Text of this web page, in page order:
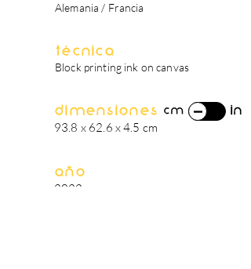
Alemania / Francia
Técnica
Block printing ink on canvas
Dimensiones
93.8 x 62.6 x 4.5 cm
cm in
Año
2022